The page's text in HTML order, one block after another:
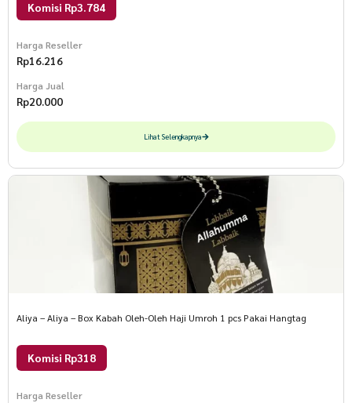
Komisi Rp3.784
Harga Reseller
Rp16.216
Harga Jual
Rp20.000
Lihat Selengkapnya
Aliya – Aliya – Box Kabah Oleh-Oleh Haji Umroh 1 pcs Pakai Hangtag
Komisi Rp318
Harga Reseller